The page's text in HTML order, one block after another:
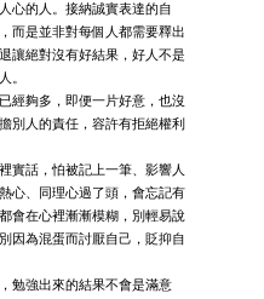
心的人。接納誠實表達的自
而是並非對每個人都需要釋出
讓絕對沒有好結果，好人不是
。
經夠多，即便一片好意，也沒
別人的責任，容許有拒絕權利
實話，怕被記上一筆、影響人
心、同理心過了頭，會忘記有
會在心裡漸漸模糊，別輕易說
因為混蛋而討厭自己，貶抑自
勉強出來的結果不會是滿意